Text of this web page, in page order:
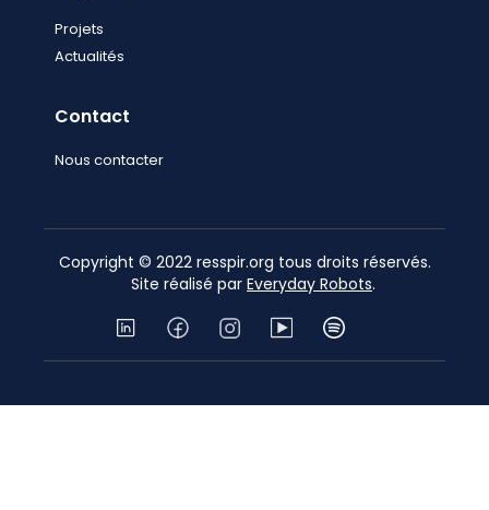
Projets
Actualités
Contact
Nous contacter
Copyright © 2022 resspir.org tous droits réservés.
Site réalisé par Everyday Robots.